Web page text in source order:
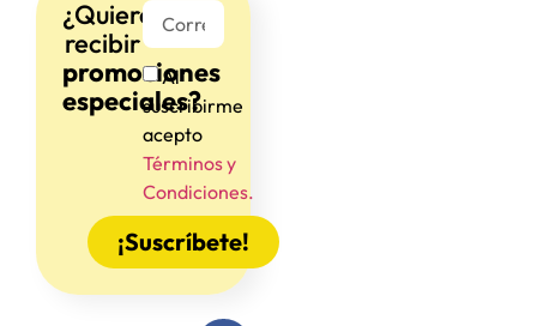
¿Quieres
recibir
promociones
especiales?
Al
suscribirme
acepto
Términos y
Condiciones.
¡Suscríbete!